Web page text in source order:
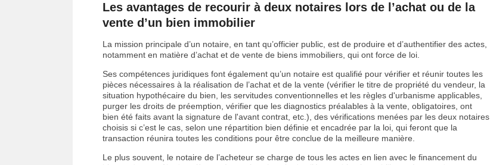
Les avantages de recourir à deux notaires lors de l’achat ou de la
vente d’un bien immobilier
La mission principale d’un notaire, en tant qu’officier public, est de produire et d’authentifier des actes,
notamment en matière d’achat et de vente de biens immobiliers, qui ont force de loi.
Ses compétences juridiques font également qu’un notaire est qualifié pour vérifier et réunir toutes les
pièces nécessaires à la réalisation de l’achat et de la vente (vérifier le titre de propriété du vendeur, la
situation hypothécaire du bien, les servitudes conventionnelles et les règles d'urbanisme applicables,
purger les droits de préemption, vérifier que les diagnostics préalables à la vente, obligatoires, ont
bien été faits avant la signature de l'avant contrat, etc.), des vérifications menées par les deux notaires
choisis si c’est le cas, selon une répartition bien définie et encadrée par la loi, qui feront que la
transaction réunira toutes les conditions pour être conclue de la meilleure manière.
Le plus souvent, le notaire de l’acheteur se charge de tous les actes en lien avec le financement du